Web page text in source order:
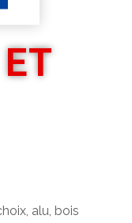
alu, bois